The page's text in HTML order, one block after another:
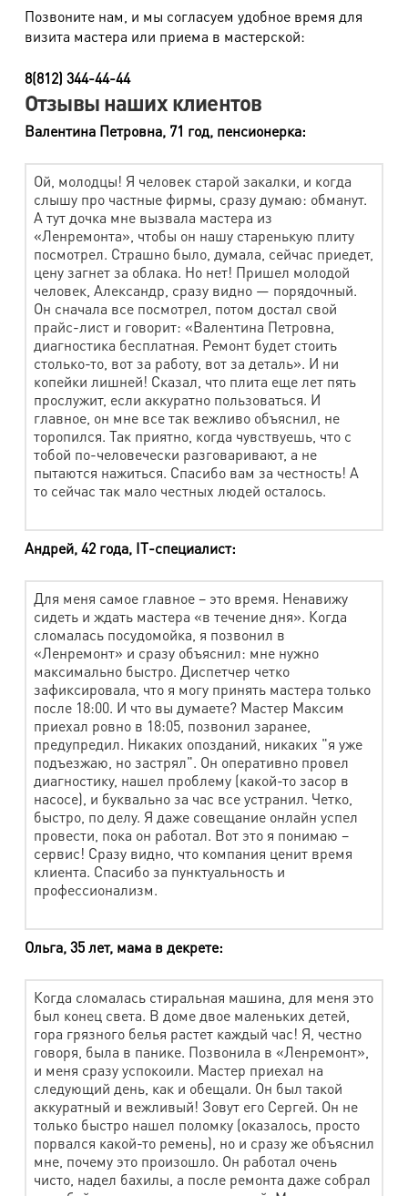
Болеро
520 руб.
Подстежка меховая
Шапка из искусств. меха
Шуба, дубленка (от 90 см)
Наличие капюшона
220 руб.
Домашний текстиль
Наименование работ
Стоимость
Подушка (синтепон) максим. разм. 60х60
380 руб.
Одеяло, плед, покрывало 1,5 сп
850 руб.
Одеяло, плед, покрывало 2 сп
1080 руб.
Одеяло, плед, покрывало Евроразмер
1320 руб.
Чехол, накидка на кресло
470 руб.
Одеяло пуховое 1,5 сп
1640 руб.
Одеяло пуховое Евроразмер
Пододеяльник
780 руб.
Простыня
Чехол на диван, наматрасник 1,5 сп.
Чехол на диван, наматрасник 2 сп.
1220 руб.
Спальный мешок
840 руб.
Коврик для ванной
640 руб.
Конверт детский
790 руб.
Флаг
630 руб.
Тюль (м2)
150 руб.
Шторы, портьеры, ламбрекен (м2)
Чистка столового белья с пятновыведением
Наименование работ
Стоимость
Скатерть стандартная 1,5 х 2 м, D до 2 м
570 руб.
Скатерть нестандартная (рюши, воланы,
большой размер)
780 руб.
Салфетка стандартная 45х45 см
130 руб.
Салфетка нестандартная
170 руб.
Аксессуары, игрушки
Позвоните нам, и мы согласуем удобное время для
визита мастера или приема в мастерской:
8(812) 344-44-44
Отзывы наших клиентов
Валентина Петровна, 71 год, пенсионерка:
Ой, молодцы! Я человек старой закалки, и когда
слышу про частные фирмы, сразу думаю: обманут.
А тут дочка мне вызвала мастера из
«Ленремонта», чтобы он нашу старенькую плиту
посмотрел. Страшно было, думала, сейчас приедет,
цену загнет за облака. Но нет! Пришел молодой
человек, Александр, сразу видно — порядочный.
Он сначала все посмотрел, потом достал свой
прайс-лист и говорит: «Валентина Петровна,
диагностика бесплатная. Ремонт будет стоить
столько-то, вот за работу, вот за деталь». И ни
копейки лишней! Сказал, что плита еще лет пять
прослужит, если аккуратно пользоваться. И
главное, он мне все так вежливо объяснил, не
торопился. Так приятно, когда чувствуешь, что с
тобой по-человечески разговаривают, а не
пытаются нажиться. Спасибо вам за честность! А
то сейчас так мало честных людей осталось.
Андрей, 42 года, IT-специалист:
Для меня самое главное – это время. Ненавижу
сидеть и ждать мастера «в течение дня». Когда
сломалась посудомойка, я позвонил в
«Ленремонт» и сразу объяснил: мне нужно
максимально быстро. Диспетчер четко
зафиксировала, что я могу принять мастера только
после 18:00. И что вы думаете? Мастер Максим
приехал ровно в 18:05, позвонил заранее,
предупредил. Никаких опозданий, никаких "я уже
подъезжаю, но застрял". Он оперативно провел
диагностику, нашел проблему (какой-то засор в
насосе), и буквально за час все устранил. Четко,
быстро, по делу. Я даже совещание онлайн успел
провести, пока он работал. Вот это я понимаю –
сервис! Сразу видно, что компания ценит время
клиента. Спасибо за пунктуальность и
профессионализм.
Ольга, 35 лет, мама в декрете:
Когда сломалась стиральная машина, для меня это
был конец света. В доме двое маленьких детей,
гора грязного белья растет каждый час! Я, честно
говоря, была в панике. Позвонила в «Ленремонт»,
и меня сразу успокоили. Мастер приехал на
следующий день, как и обещали. Он был такой
аккуратный и вежливый! Зовут его Сергей. Он не
только быстро нашел поломку (оказалось, просто
порвался какой-то ремень), но и сразу же объяснил
мне, почему это произошло. Он работал очень
чисто, надел бахилы, а после ремонта даже собрал